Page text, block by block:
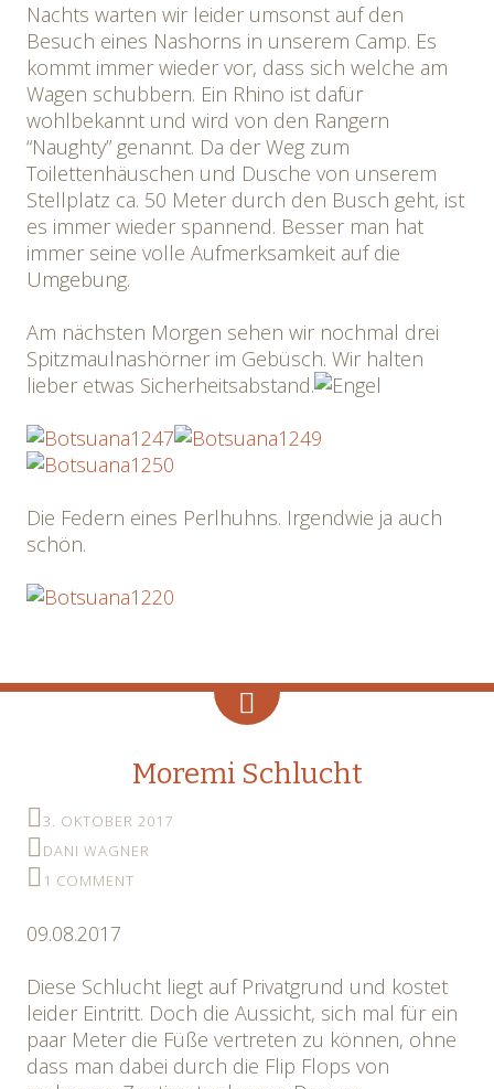
Nachts warten wir leider umsonst auf den
Besuch eines Nashorns in unserem Camp. Es
kommt immer wieder vor, dass sich welche am
Wagen schubbern. Ein Rhino ist dafür
wohlbekannt und wird von den Rangern
“Naughty” genannt. Da der Weg zum
Toilettenhäuschen und Dusche von unserem
Stellplatz ca. 50 Meter durch den Busch geht, ist
es immer wieder spannend. Besser man hat
immer seine volle Aufmerksamkeit auf die
Umgebung.
Am nächsten Morgen sehen wir nochmal drei
Spitzmaulnashörner im Gebüsch. Wir halten
lieber etwas Sicherheitsabstand.
Die Federn eines Perlhuhns. Irgendwie ja auch
schön.
Moremi Schlucht
3. OKTOBER 2017
DANI WAGNER
1 COMMENT
09.08.2017
Diese Schlucht liegt auf Privatgrund und kostet
leider Eintritt. Doch die Aussicht, sich mal für ein
paar Meter die Füße vertreten zu können, ohne
dass man dabei durch die Flip Flops von